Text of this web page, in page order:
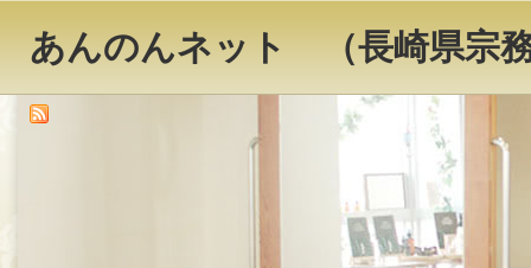
あんのんネット （長崎県宗